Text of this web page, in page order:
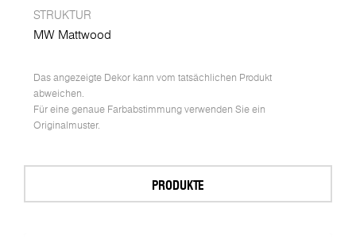
STRUKTUR
MW Mattwood
Das angezeigte Dekor kann vom tatsächlichen Produkt
abweichen.
Für eine genaue Farbabstimmung verwenden Sie ein
Originalmuster.
PRODUKTE